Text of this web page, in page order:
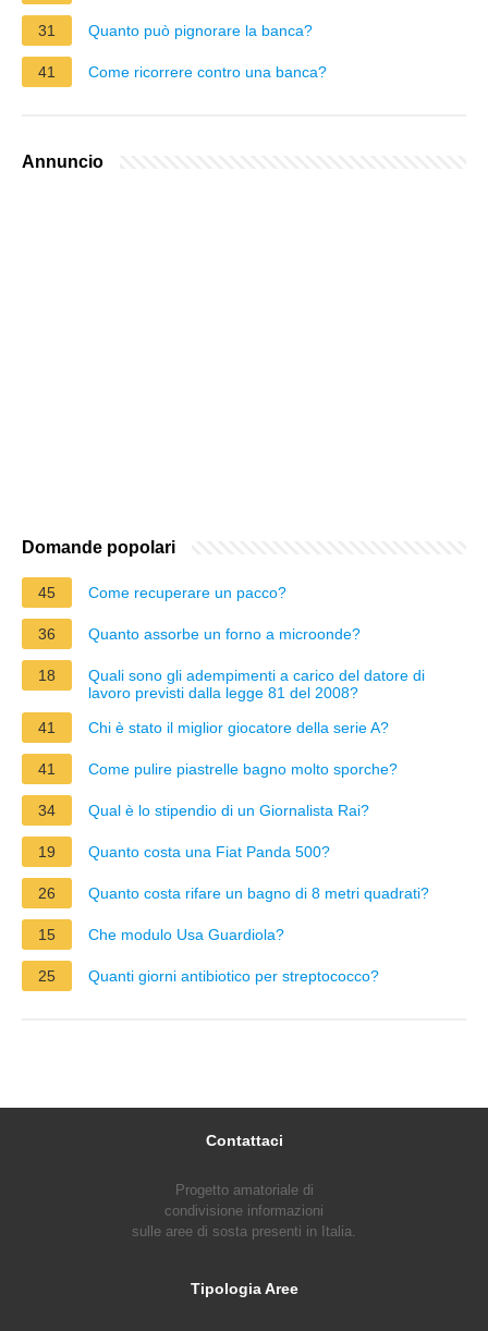
31 Quanto può pignorare la banca?
41 Come ricorrere contro una banca?
Annuncio
Domande popolari
45 Come recuperare un pacco?
36 Quanto assorbe un forno a microonde?
18
Quali sono gli adempimenti a carico del datore di
lavoro previsti dalla legge 81 del 2008?
41
Chi è stato il miglior giocatore della serie A?
41 Come pulire piastrelle bagno molto sporche?
34 Qual è lo stipendio di un Giornalista Rai?
19 Quanto costa una Fiat Panda 500?
26 Quanto costa rifare un bagno di 8 metri quadrati?
15 Che modulo Usa Guardiola?
25 Quanti giorni antibiotico per streptococco?
Contattaci
Progetto amatoriale di
condivisione informazioni
sulle aree di sosta presenti in Italia.
Tipologia Aree